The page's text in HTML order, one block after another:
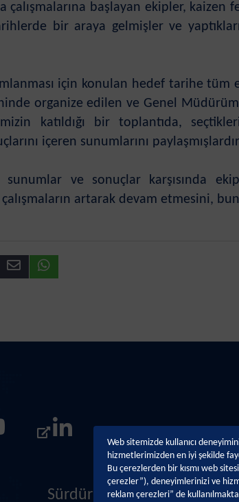
çalışmalarına başlayan ekipler, kaizen
bir araya gelmişler ve
için konulan hedef tarihe tüm
organize edilen ve Genel
katıldığı bir toplantıda,
içeren sunumlarını
ve sonuçlar karşısında
çalışmaların artarak devam etmesini,
Sürdürülebilirlik
Web sitemizde kullanıcı
hizmetlerimizden en iyi şekilde
Bu çerezlerden bir kısmı web
çerezler”), deneyimlerinizi ve
reklam çerezleri” de